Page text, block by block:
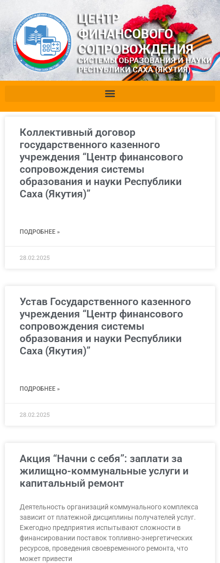
Коллективный договор
государственного казенного
учреждения “Центр финансового
сопровождения системы
образования и науки Республики
Саха (Якутия)”
ПОДРОБНЕЕ »
28.02.2025
Устав Государственного казенного
учреждения “Центр финансового
сопровождения системы
образования и науки Республики
Саха (Якутия)”
ПОДРОБНЕЕ »
28.02.2025
Акция “Начни с себя”: заплати за
жилищно-коммунальные услуги и
капитальный ремонт
Деятельность организаций коммунального комплекса
зависит от платежной дисциплины получателей услуг.
Ежегодно предприятия испытывают сложности в
финансировании поставок топливно-энергетических
ресурсов, проведения своевременного ремонта, что
может привести